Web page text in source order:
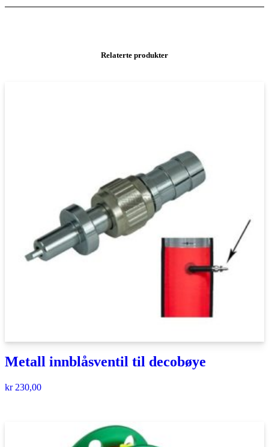
antall
Relaterte produkter
Metall innblåsventil til decobøye
kr230,00